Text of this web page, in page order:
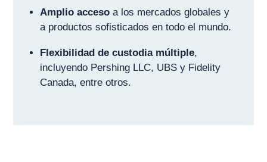
Amplio acceso a los mercados globales y
a productos sofisticados en todo el mundo.
Flexibilidad de custodia múltiple,
incluyendo Pershing LLC, UBS y Fidelity
Canada, entre otros.